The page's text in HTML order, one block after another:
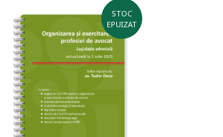
STOC
EPUIZAT